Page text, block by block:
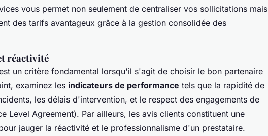
vous permet non seulement de centraliser vos sollicitations mais
des tarifs avantageux grâce à la gestion consolidée des
réactivité
un critère fondamental lorsqu'il s'agit de choisir le bon partenaire
examinez les indicateurs de performance tels que la rapidité de
les délais d'intervention, et le respect des engagements de
Level Agreement). Par ailleurs, les avis clients constituent une
jauger la réactivité et le professionnalisme d'un prestataire.